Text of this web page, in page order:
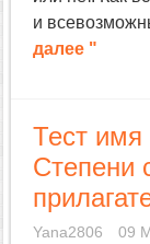
и
далее "
Тест имя
Степени
Yana2806 09